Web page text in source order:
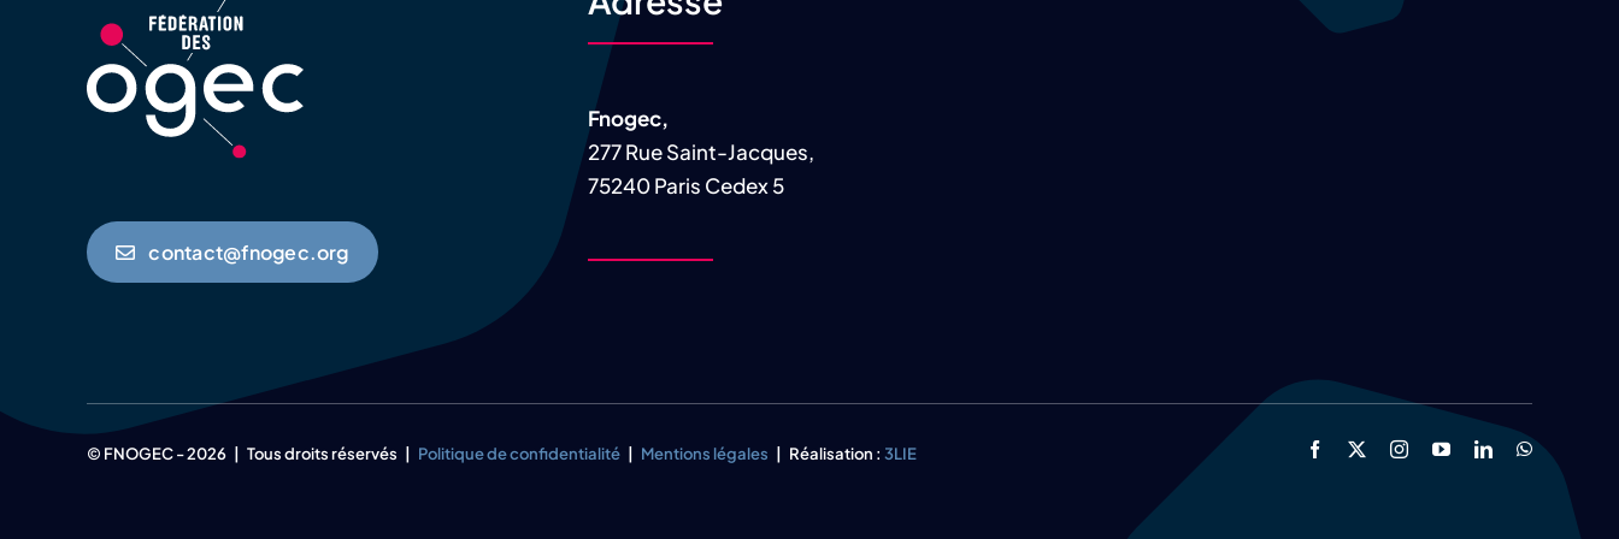
contact@fnogec.org
Fnogec,
277 Rue Saint-Jacques,
75240 Paris Cedex 5
© FNOGEC - 2026 | Tous droits réservés | Politique de confidentialité| Mentions légales | Réalisation : 3LIE